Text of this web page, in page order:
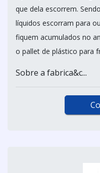
que dela escorrem.
líquidos escorram para
fiquem acumulados no
o pallet de plástico para
Sobre a fabrica&c...